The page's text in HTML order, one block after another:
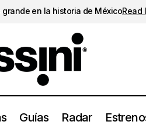
en la historia de MéxicoRead
Guías Radar